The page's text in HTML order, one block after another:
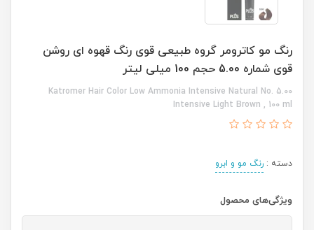
رنگ مو کاترومر گروه طبیعی قوی رنگ قهوه ای روشن
قوی شماره 5.00 حجم 100 میلی لیتر
Katromer Hair Color Low Ammonia Intensive Natural No. 5.00
Intensive Light Brown , 100 ml
دسته : رنگ مو و ابرو
ویژگی‌های محصول